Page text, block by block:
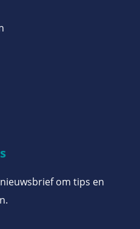
om tips en